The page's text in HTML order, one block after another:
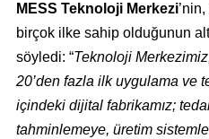
MESS Teknoloji Merkezi
birçok ilke sahip olduğunun
söyledi: “Teknoloji
20’den fazla ilk uygulama ve
içindeki dijital fabrikamız;
tahminlemeye, üretim